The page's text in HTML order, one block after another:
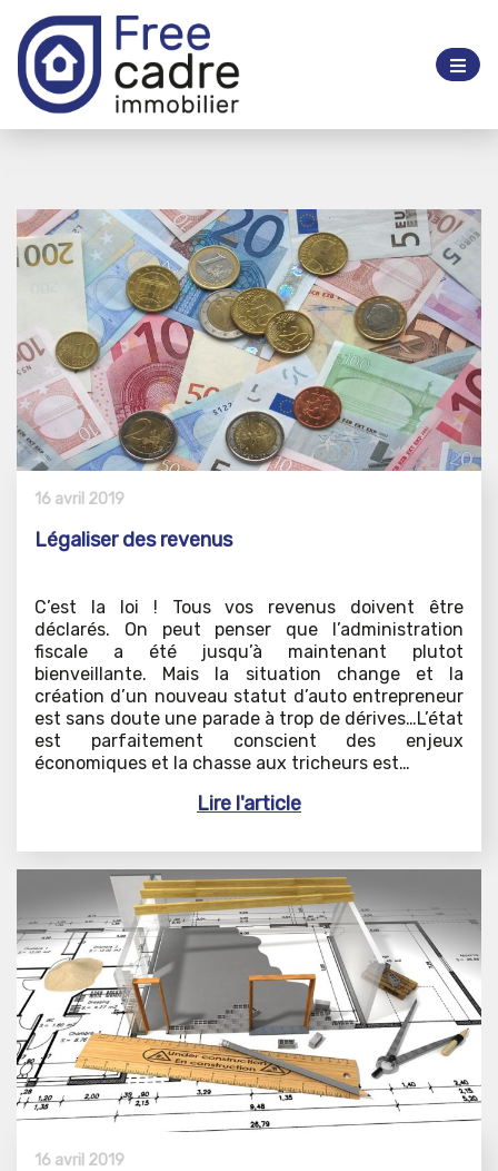
16 avril 2019
Légaliser des revenus
C’est la loi ! Tous vos revenus doivent être
déclarés. On peut penser que l’administration
fiscale a été jusqu’à maintenant plutot
bienveillante. Mais la situation change et la
création d’un nouveau statut d’auto entrepreneur
est sans doute une parade à trop de dérives…L’état
est parfaitement conscient des enjeux
économiques et la chasse aux tricheurs est…
Lire l'article
16 avril 2019